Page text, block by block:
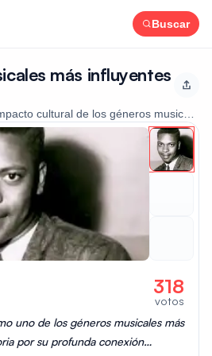
Buscar
más influyentes
cultural de los géneros
318
votos
uno de los géneros musicales más
por su profunda conexión